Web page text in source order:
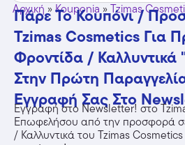
Αρχική »Kouponia »Tzimas
Πάρε Το Κουπόνι /
Tzimas Cosmetics Για
Φροντίδα /
Στην Πρώτη
Εγγραφή Σας Στο
Εγγραφή στο Newsletter! στο
Επωφελήσου από την προσφορά
/ Καλλυντικά του Tzimas Cosmetics